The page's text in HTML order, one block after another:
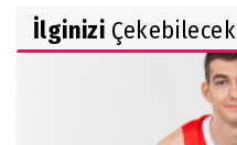
İlginizi